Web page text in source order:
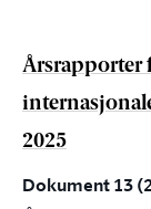
Årsrapporter
2025
Dokument 13